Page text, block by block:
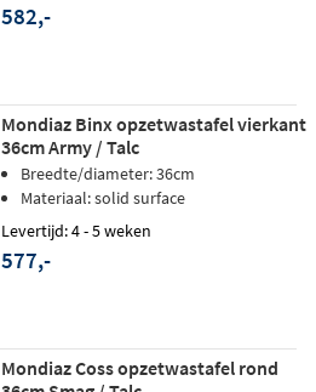
582,-
Mondiaz Binx opzetwastafel vierkant
36cm Army / Talc
Breedte/diameter: 36cm
Materiaal: solid surface
Levertijd: 4 - 5 weken
577,-
Mondiaz Coss opzetwastafel rond